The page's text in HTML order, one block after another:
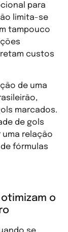
para
limita-se
tampouco
custos
de uma
marcados.
de gols
uma relação
fórmulas
o